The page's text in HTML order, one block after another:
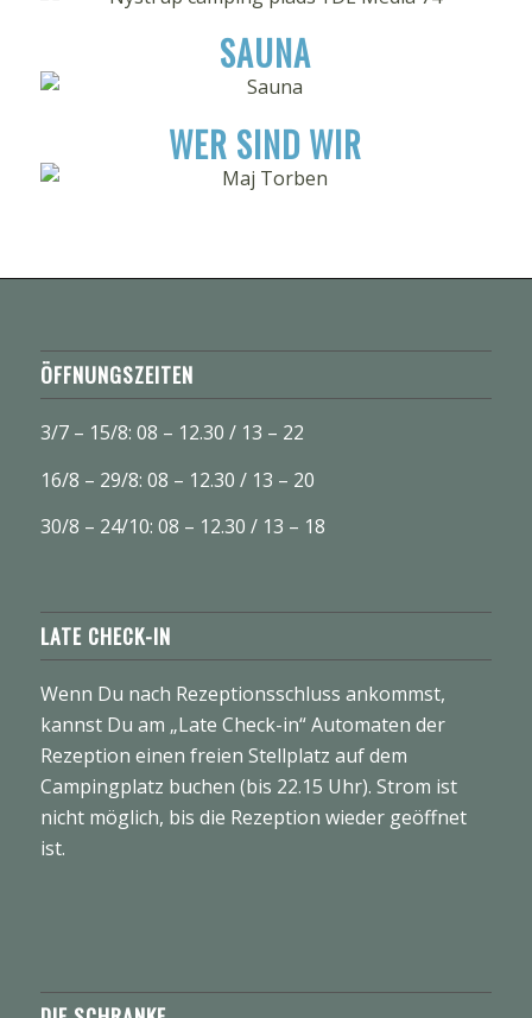
SAUNA
WER SIND WIR
ÖFFNUNGSZEITEN
3/7 – 15/8: 08 – 12.30 / 13 – 22
16/8 – 29/8: 08 – 12.30 / 13 – 20
30/8 – 24/10: 08 – 12.30 / 13 – 18
LATE CHECK-IN
Wenn Du nach Rezeptionsschluss ankommst,
kannst Du am „Late Check-in“ Automaten der
Rezeption einen freien Stellplatz auf dem
Campingplatz buchen (bis 22.15 Uhr). Strom ist
nicht möglich, bis die Rezeption wieder geöffnet
ist.